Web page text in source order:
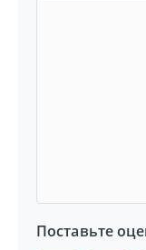
Поставьте